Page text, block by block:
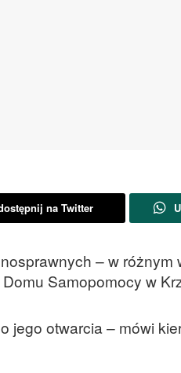
na Twitter
– w
Samopomocy w
otwarcia – mówi